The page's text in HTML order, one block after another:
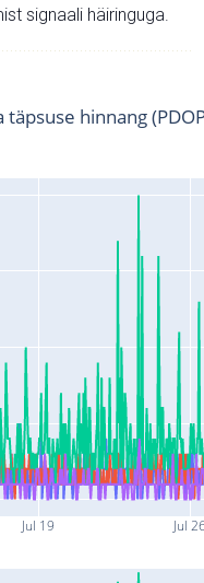
signaali häiringuga.
Jul 19 Jul
hinnang